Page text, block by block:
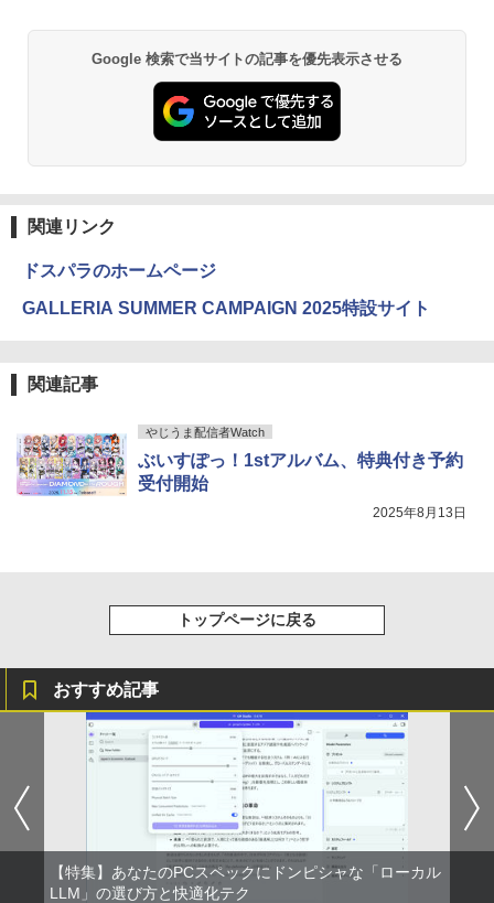
Google 検索で当サイトの記事を優先表示させる
関連リンク
ドスパラのホームページ
GALLERIA SUMMER CAMPAIGN 2025特設サイト
関連記事
やじうま配信者Watch
ぶいすぽっ！1stアルバム、特典付き予約
受付開始
2025年8月13日
トップページに戻る
おすすめ記事
【特集】あなたのPCスペックにドンピシャな「ローカル
LLM」の選び方と快適化テク